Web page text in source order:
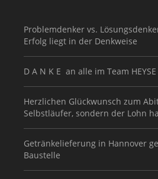
Problemdenker vs.
Erfolg liegt in der Denkweise
D A N K E an alle im Team HEYSE
Herzlichen Glückwunsch zum
Selbstläufer, sondern der Lohn
Getränkelieferung in Hannover
Baustelle